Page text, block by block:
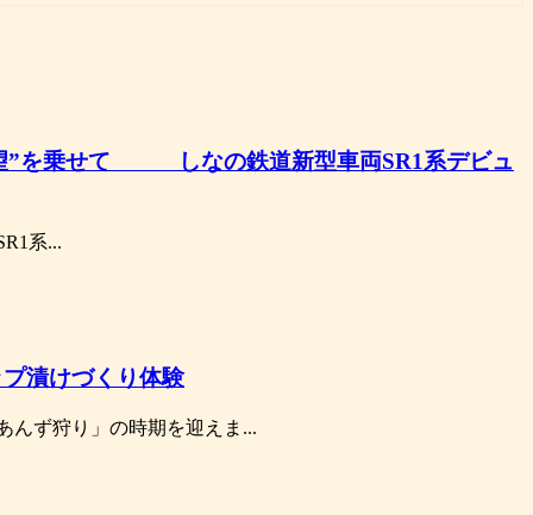
”を乗せて しなの鉄道新型車両SR1系デビュ
系...
漬けづくり体験
んず狩り」の時期を迎えま...